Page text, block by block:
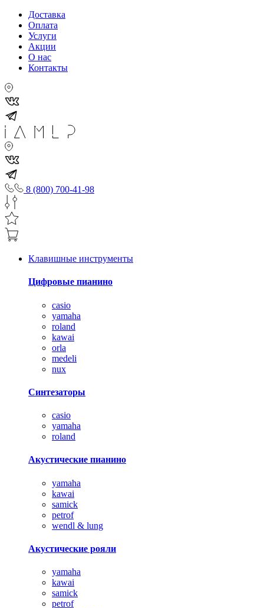
Доставка
Оплата
Услуги
Акции
О нас
Контакты
8 (800) 700-41-98
Клавишные инструменты
Цифровые пианино
casio
yamaha
roland
kawai
orla
medeli
nux
Синтезаторы
casio
yamaha
roland
Акустические пианино
yamaha
kawai
samick
petrof
wendl & lung
Акустические рояли
yamaha
kawai
samick
petrof